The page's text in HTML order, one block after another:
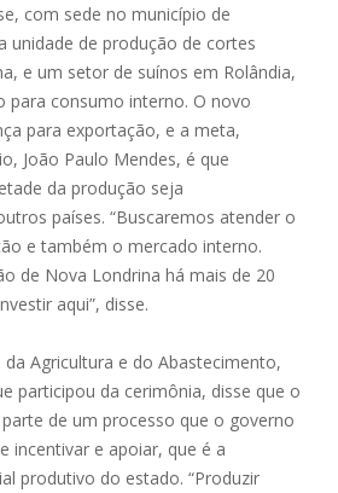
com sede no município de
unidade de produção de cortes
e um setor de suínos em Rolândia,
para consumo interno. O novo
para exportação, e a meta,
João Paulo Mendes, é que
da produção seja
países. “Buscaremos atender o
e também o mercado interno.
de Nova Londrina há mais de 20
aqui”, disse.
Agricultura e do Abastecimento,
participou da cerimônia, disse que o
de um processo que o governo
incentivar e apoiar, que é a
produtivo do estado. “Produzir